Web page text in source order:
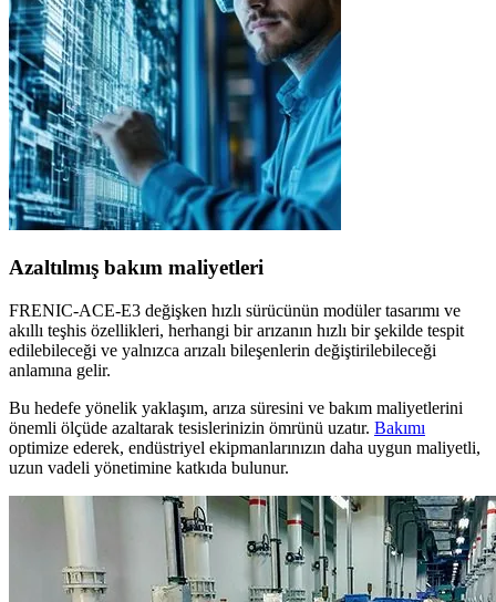
Azaltılmış bakım maliyetleri
FRENIC-ACE-E3 değişken hızlı sürücünün modüler tasarımı ve
akıllı teşhis özellikleri, herhangi bir arızanın hızlı bir şekilde tespit
edilebileceği ve yalnızca arızalı bileşenlerin değiştirilebileceği
anlamına gelir.
Bu hedefe yönelik yaklaşım, arıza süresini ve bakım maliyetlerini
önemli ölçüde azaltarak tesislerinizin ömrünü uzatır. Bakımı
optimize ederek, endüstriyel ekipmanlarınızın daha uygun maliyetli,
uzun vadeli yönetimine katkıda bulunur.